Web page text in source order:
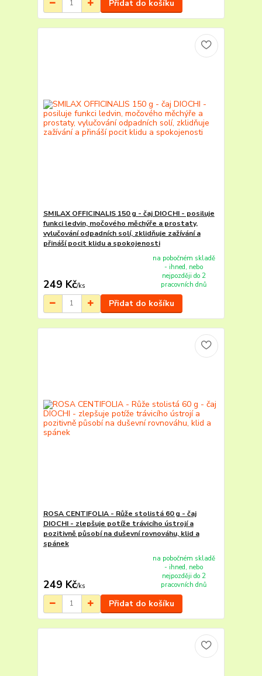
Přidat do košíku
SMILAX OFFICINALIS 150 g - čaj DIOCHI - posiluje
funkci ledvin, močového měchýře a prostaty,
vylučování odpadních solí, zklidňuje zažívání a
přináší pocit klidu a spokojenosti
249 Kč/ks
na pobočném skladě
- ihned, nebo
nejpozději do 2
pracovních dnů
Přidat do košíku
ROSA CENTIFOLIA - Růže stolistá 60 g - čaj
DIOCHI - zlepšuje potíže trávicího ústrojí a
pozitivně působí na duševní rovnováhu, klid a
spánek
249 Kč/ks
na pobočném skladě
- ihned, nebo
nejpozději do 2
pracovních dnů
Přidat do košíku